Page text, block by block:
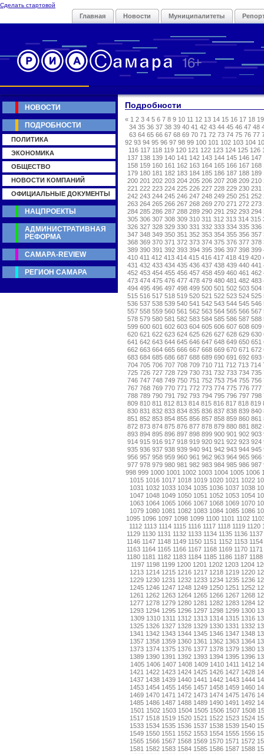
Сделать стартовой
Главная Новости Муниципалитеты
Подробности
« 1 2 3 4 5 6 7 8 9 10 11 12 13 14 15 16 17 18 19
34 35 36 37 38 39 40 41 42 43 44 45 46 47 48
63 64 65 66 67 68 69 70 71 72 73 74 75 76 77
92 93 94 95 96 97 98 99 100 101 102 103 104
116 117 118 119 120 121 122 123 124 125 126
137 138 139 140 141 142 143 144 145 146 147
158 159 160 161 162 163 164 165 166 167 168
179 180 181 182 183 184 185 186 187 188 189
200 201 202 203 204 205 206 207 208 209 210
221 222 223 224 225 226 227 228 229 230 231
242 243 244 245 246 247 248 249 250 251 252
263 264 265 266 267 268 269 270 271 272 273
284 285 286 287 288 289 290 291 292 293 294
305 306 307 308 309 310 311 312 313 314 315
326 327 328 329 330 331 332 333 334 335 336
347 348 349 350 351 352 353 354 355 356 357
368 369 370 371 372 373 374 375 376 377 378
389 390 391 392 393 394 395 396 397 398 399
410 411 412 413 414 415 416 417 418 419 420
431 432 433 434 435 436 437 438 439 440 441
452 453 454 455 456 457 458 459 460 461 462
473 474 475 476 477 478 479 480 481 482 483
494 495 496 497 498 499 500 501 502 503 504
515 516 517 518 519 520 521 522 523 524 525
536 537 538 539 540 541 542 543 544 545 546
557 558 559 560 561 562 563 564 565 566 567
578 579 580 581 582 583 584 585 586 587 588
599 600 601 602 603 604 605 606 607 608 609
620 621 622 623 624 625 626 627 628 629 630
641 642 643 644 645 646 647 648 649 650 651
662 663 664 665 666 667 668 669 670 671 672
683 684 685 686 687 688 689 690 691 692 693
704 705 706 707 708 709 710 711 712 713 714
725 726 727 728 729 730 731 732 733 734 735
746 747 748 749 750 751 752 753 754 755 756
767 768 769 770 771 772 773 774 775 776 777
788 789 790 791 792 793 794 795 796 797 798
809 810 811 812 813 814 815 816 817 818 819
830 831 832 833 834 835 836 837 838 839 840
851 852 853 854 855 856 857 858 859 860 861
872 873 874 875 876 877 878 879 880 881 882
893 894 895 896 897 898 899 900 901 902 903
914 915 916 917 918 919 920 921 922 923 924
935 936 937 938 939 940 941 942 943 944 945
956 957 958 959 960 961 962 963 964 965 966
977 978 979 980 981 982 983 984 985 986 987
998 999 1000 1001 1002 1003 1004 1005 1006
1015 1016 1017 1018 1019 1020 1021 1022
1031 1032 1033 1034 1035 1036 1037 1038
1047 1048 1049 1050 1051 1052 1053 1054
1063 1064 1065 1066 1067 1068 1069 1070
1079 1080 1081 1082 1083 1084 1085 1086
1095 1096 1097 1098 1099 1100 1101 1102
1112 1113 1114 1115 1116 1117 1118 1119 1120
1129 1130 1131 1132 1133 1134 1135 1136 1137
1146 1147 1148 1149 1150 1151 1152 1153 1154
1163 1164 1165 1166 1167 1168 1169 1170 1171
1180 1181 1182 1183 1184 1185 1186 1187 1188
1197 1198 1199 1200 1201 1202 1203 1204
1213 1214 1215 1216 1217 1218 1219 1220
1229 1230 1231 1232 1233 1234 1235 1236
1245 1246 1247 1248 1249 1250 1251 1252
1261 1262 1263 1264 1265 1266 1267 1268
1277 1278 1279 1280 1281 1282 1283 1284
1293 1294 1295 1296 1297 1298 1299 1300
1309 1310 1311 1312 1313 1314 1315 1316
1325 1326 1327 1328 1329 1330 1331 1332
1341 1342 1343 1344 1345 1346 1347 1348
1357 1358 1359 1360 1361 1362 1363 1364
1373 1374 1375 1376 1377 1378 1379 1380
1389 1390 1391 1392 1393 1394 1395 1396
1405 1406 1407 1408 1409 1410 1411 1412
1421 1422 1423 1424 1425 1426 1427 1428
1437 1438 1439 1440 1441 1442 1443 1444
1453 1454 1455 1456 1457 1458 1459 1460
1469 1470 1471 1472 1473 1474 1475 1476
1485 1486 1487 1488 1489 1490 1491 1492
1501 1502 1503 1504 1505 1506 1507 1508
1517 1518 1519 1520 1521 1522 1523 1524
1533 1534 1535 1536 1537 1538 1539 1540
1549 1550 1551 1552 1553 1554 1555 1556
1565 1566 1567 1568 1569 1570 1571 1572
1581 1582 1583 1584 1585 1586 1587 1588
НОВОСТИ
ПОДРОБНОСТИ
ПОЛИТИКА
ЭКОНОМИКА
ОБЩЕСТВО
НОВОСТИ КОМПАНИЙ
ОФИЦИАЛЬНЫЕ ДОКУМЕНТЫ
НАЦПРОЕКТЫ
АДМИНИСТРАТИВНАЯ
РЕФОРМА
САМАРА-REVIEW
РЕГИОН САМАРА